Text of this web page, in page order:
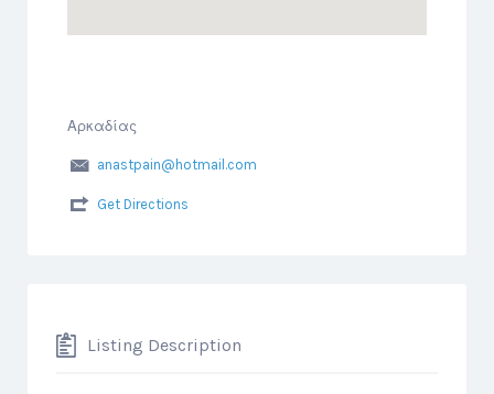
Αρκαδίας
anastpain@hotmail.com
Get Directions
Listing Description